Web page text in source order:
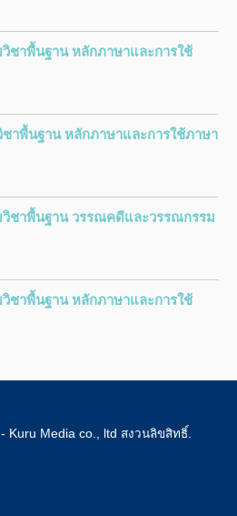
ชาพื้นฐาน หลักภาษาและการใช้
ชาพื้นฐาน หลักภาษาและการใช้ภาษา
ชาพื้นฐาน วรรณคดีและวรรณกรรม
ชาพื้นฐาน หลักภาษาและการใช้
Kuru Media co., ltd สงวนลิขสิทธิ์.